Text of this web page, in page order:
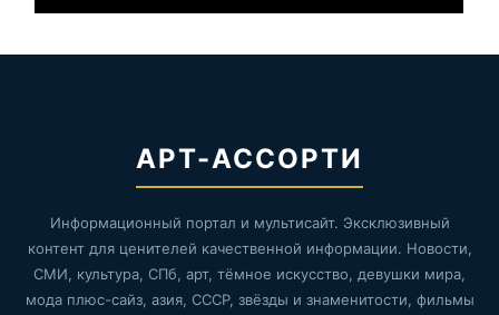
АРТ-АССОРТИ
Информационный портал и мультисайт. Эксклюзивный
контент для ценителей качественной информации. Новости,
СМИ, культура, СПб, арт, тёмное искусство, девушки мира,
мода плюс-сайз, азия, СССР, звёзды и знаменитости, фильмы